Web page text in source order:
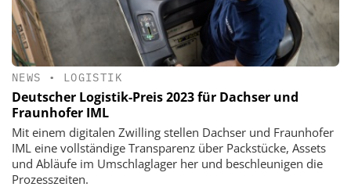
NEWS • LOGISTIK
Deutscher Logistik-Preis 2023 für Dachser und
Fraunhofer IML
Mit einem digitalen Zwilling stellen Dachser und Fraunhofer
IML eine vollständige Transparenz über Packstücke, Assets
und Abläufe im Umschlaglager her und beschleunigen die
Prozesszeiten.